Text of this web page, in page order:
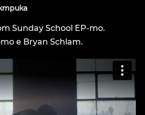
Sunday School EP-то.
е Bryan Schlam.